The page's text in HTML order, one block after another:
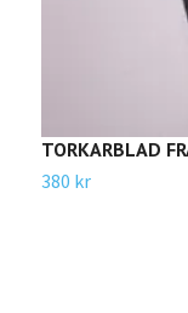
TORKARBLAD
380 kr